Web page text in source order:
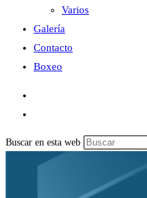
Varios
Galería
Contacto
Boxeo
Buscar en esta web